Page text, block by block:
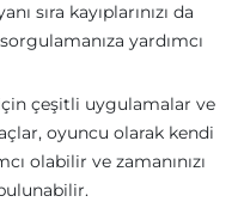
sıra kayıplarınızı da
yardımcı
için çeşitli uygulamalar ve
oyuncu olarak kendi
olabilir ve zamanınızı